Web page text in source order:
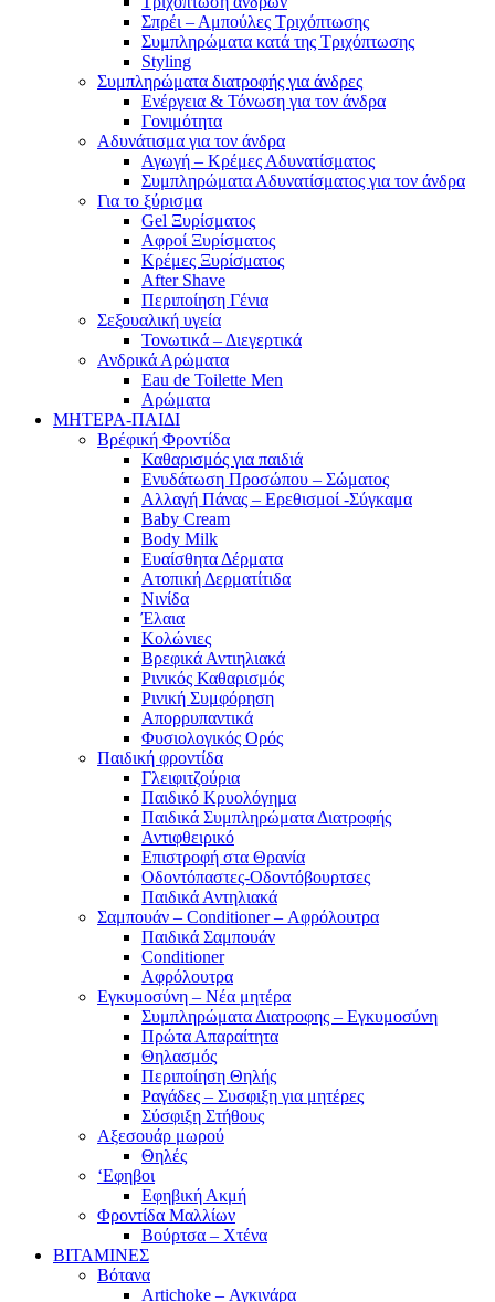
Σπρέι – Αμπούλες Τριχόπτωσης
Συμπληρώματα κατά της Τριχόπτωσης
Styling
Συμπληρώματα διατροφής για άνδρες
Ενέργεια & Τόνωση για τον άνδρα
Γονιμότητα
Αδυνάτισμα για τον άνδρα
Αγωγή – Κρέμες Αδυνατίσματος
Συμπληρώματα Αδυνατίσματος για τον άνδρα
Για το ξύρισμα
Gel Ξυρίσματος
Αφροί Ξυρίσματος
Κρέμες Ξυρίσματος
After Shave
Περιποίηση Γένια
Σεξουαλική υγεία
Τονωτικά – Διεγερτικά
Ανδρικά Αρώματα
Eau de Toilette Men
Αρώματα
ΜΗΤΕΡΑ-ΠΑΙΔΙ
Βρέφική Φροντίδα
Καθαρισμός για παιδιά
Ενυδάτωση Προσώπου – Σώματος
Αλλαγή Πάνας – Ερεθισμοί -Σύγκαμα
Baby Cream
Body Milk
Ευαίσθητα Δέρματα
Ατοπική Δερματίτιδα
Νινίδα
Έλαια
Κολώνιες
Βρεφικά Αντιηλιακά
Ρινικός Καθαρισμός
Ρινική Συμφόρηση
Απορρυπαντικά
Φυσιολογικός Ορός
Παιδική φροντίδα
Γλειφιτζούρια
Παιδικό Κρυολόγημα
Παιδικά Συμπληρώματα Διατροφής
Αντιφθειρικό
Επιστροφή στα Θρανία
Οδοντόπαστες-Οδοντόβουρτσες
Παιδικά Αντηλιακά
Σαμπουάν – Conditioner – Αφρόλουτρα
Παιδικά Σαμπουάν
Conditioner
Αφρόλουτρα
Εγκυμοσύνη – Νέα μητέρα
Συμπληρώματα Διατροφης – Εγκυμοσύνη
Πρώτα Απαραίτητα
Θηλασμός
Περιποίηση Θηλής
Ραγάδες – Συσφιξη για μητέρες
Σύσφιξη Στήθους
Αξεσουάρ μωρού
Θηλές
‘Εφηβοι
Εφηβική Ακμή
Φροντίδα Μαλλίων
Βούρτσα – Χτένα
ΒΙΤΑΜΙΝΕΣ
Βότανα
Artichoke – Αγκινάρα